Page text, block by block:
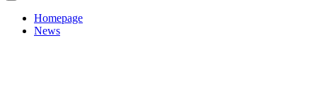
Homepage
News